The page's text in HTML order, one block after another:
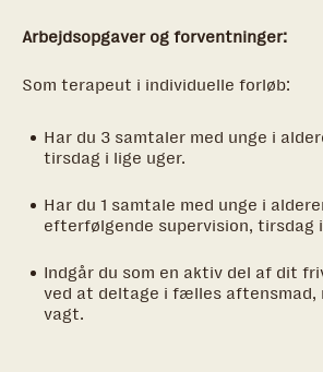
Arbejdsopgaver og forventninger:
Som terapeut i individuelle forløb:
Har du 3 samtaler med unge i
tirsdag i lige uger.
Har du 1 samtale med unge i
efterfølgende supervision, tirsdag
Indgår du som en aktiv del af dit
ved at deltage i fælles aftensmad,
vagt.